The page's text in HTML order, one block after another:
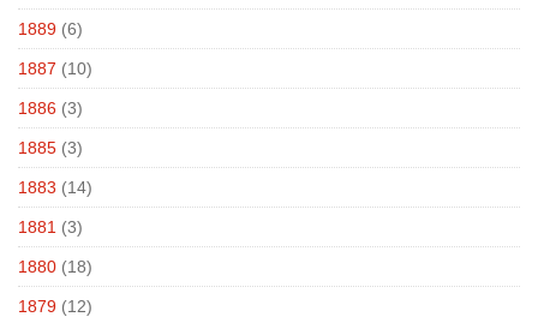
1889 (6)
1887 (10)
1886 (3)
1885 (3)
1883 (14)
1881 (3)
1880 (18)
1879 (12)